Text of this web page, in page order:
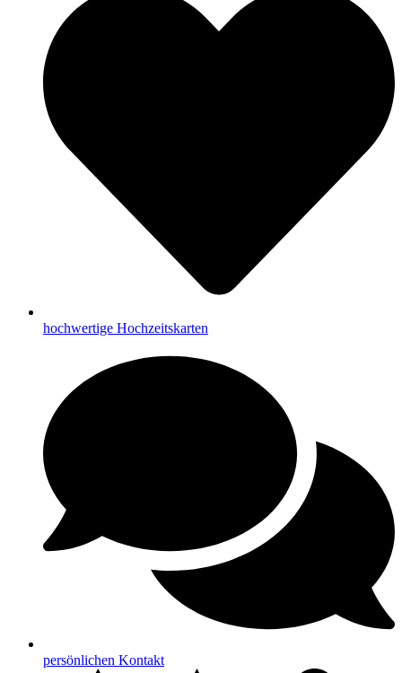
hochwertige Hochzeitskarten
persönlichen Kontakt